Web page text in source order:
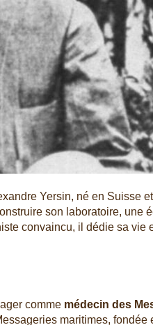
Yersin, né en Suisse
son laboratoire, une
convaincu, il dédie sa vie
comme médecin des
maritimes, fondée